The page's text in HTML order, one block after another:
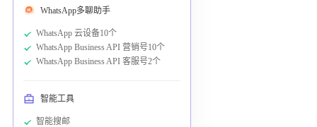
WhatsApp多聊助手
WhatsApp 云设备10个
WhatsApp Business API 营销号10个
WhatsApp Business API 客服号2个
智能工具
智能搜邮